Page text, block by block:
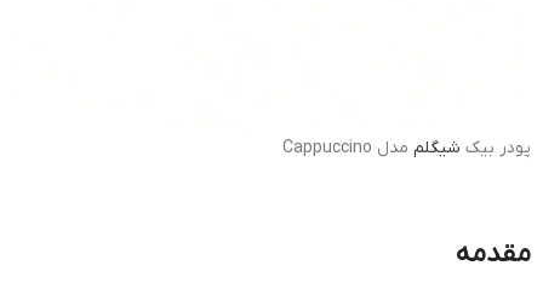
پودر بیک شیگلم مدل Cappuccino
مقدمه